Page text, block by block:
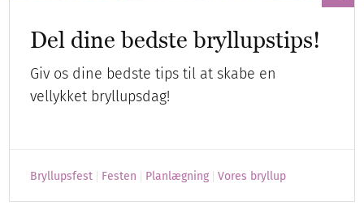
Del dine bedste bryllupstips!
Giv os dine bedste tips til at skabe en
vellykket bryllupsdag!
Bryllupsfest Festen Planlægning Vores bryllup